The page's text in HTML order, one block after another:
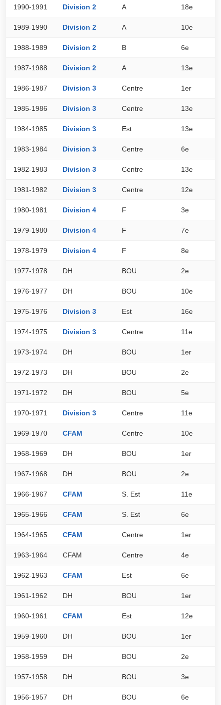
1990-1991 Division 2 A 18e
1989-1990 Division 2 A 10e
1988-1989 Division 2 B 6e
1987-1988 Division 2 A 13e
1986-1987 Division 3 Centre 1er
1985-1986 Division 3 Centre 13e
1984-1985 Division 3 Est 13e
1983-1984 Division 3 Centre 6e
1982-1983 Division 3 Centre 13e
1981-1982 Division 3 Centre 12e
1980-1981 Division 4 F 3e
1979-1980 Division 4 F 7e
1978-1979 Division 4 F 8e
1977-1978 DH BOU 2e
1976-1977 DH BOU 10e
1975-1976 Division 3 Est 16e
1974-1975 Division 3 Centre 11e
1973-1974 DH BOU 1er
1972-1973 DH BOU 2e
1971-1972 DH BOU 5e
1970-1971 Division 3 Centre 11e
1969-1970 CFAM Centre 10e
1968-1969 DH BOU 1er
1967-1968 DH BOU 2e
1966-1967 CFAM S. Est 11e
1965-1966 CFAM S. Est 6e
1964-1965 CFAM Centre 1er
1963-1964 CFAM Centre 4e
1962-1963 CFAM Est 6e
1961-1962 DH BOU 1er
1960-1961 CFAM Est 12e
1959-1960 DH BOU 1er
1958-1959 DH BOU 2e
1957-1958 DH BOU 3e
1956-1957 DH BOU 6e